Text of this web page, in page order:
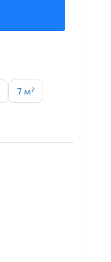
7 м²